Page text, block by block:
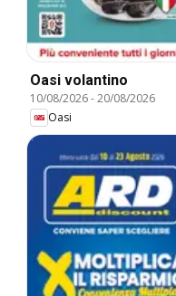
Oasi volantino
10/08/2026-20/08/2026
Oasi